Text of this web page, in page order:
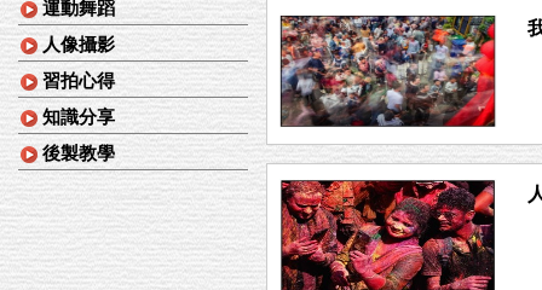
運動舞蹈
人像攝影
習拍心得
知識分享
後製教學